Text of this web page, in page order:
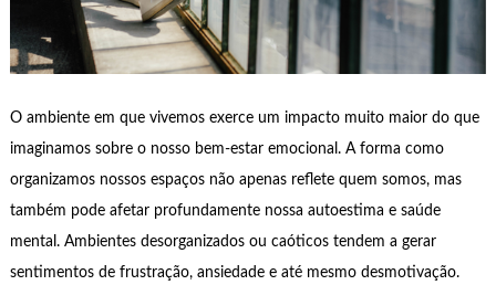
O ambiente em que vivemos exerce um impacto muito maior do que
imaginamos sobre o nosso bem-estar emocional. A forma como
organizamos nossos espaços não apenas reflete quem somos, mas
também pode afetar profundamente nossa autoestima e saúde
mental. Ambientes desorganizados ou caóticos tendem a gerar
sentimentos de frustração, ansiedade e até mesmo desmotivação.